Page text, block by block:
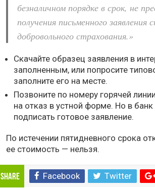
безналичном порядке в срок, не
получения письменного
добровольного страхования.»
Скачайте образец заявления в
заполненным, или попросите
заполните его на месте.
Позвоните по номеру горячей
на отказ в устной форме. Но в
подписать готовое заявление.
По истечении пятидневного срока
ее стоимость — нельзя.
Share Facebook Twitter